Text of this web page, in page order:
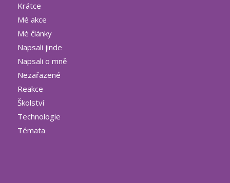
Krátce
Mé akce
Mé články
Napsali jinde
Napsali o mně
Nezařazené
Reakce
Školství
Technologie
Témata